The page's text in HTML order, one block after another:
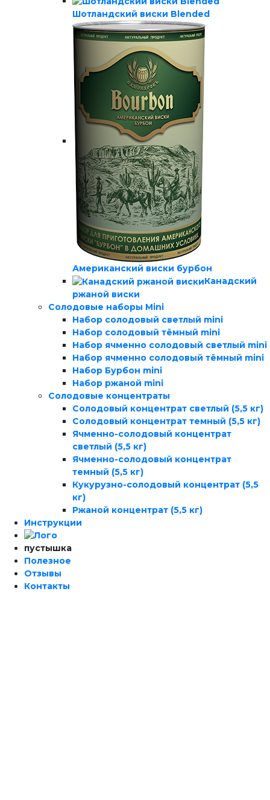
Шотландский виски Blended
Американский виски бурбон
Канадский
ржаной виски
Солодовые наборы Mini
Набор солодовый светлый mini
Набор солодовый тёмный mini
Набор ячменно солодовый светлый mini
Набор ячменно солодовый тёмный mini
Набор Бурбон mini
Набор ржаной mini
Солодовые концентраты
Солодовый концентрат светлый (5,5 кг)
Солодовый концентрат темный (5,5 кг)
Ячменно-солодовый концентрат
светлый (5,5 кг)
Ячменно-солодовый концентрат
темный (5,5 кг)
Кукурузно-солодовый концентрат (5,5
кг)
Ржаной концентрат (5,5 кг)
Инструкции
пустышка
Полезное
Отзывы
Контакты